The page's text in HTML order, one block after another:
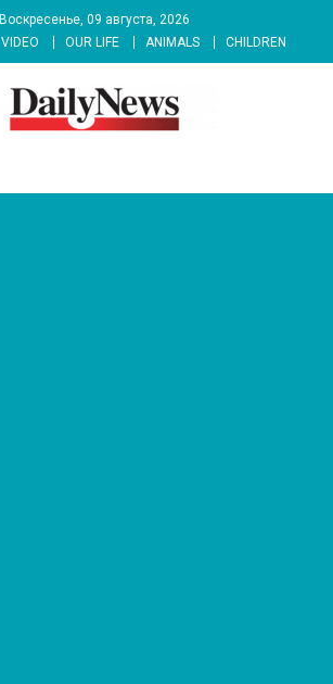
Воскресенье, 09 августа, 2026
VIDEO OUR LIFE ANIMALS CHILDREN